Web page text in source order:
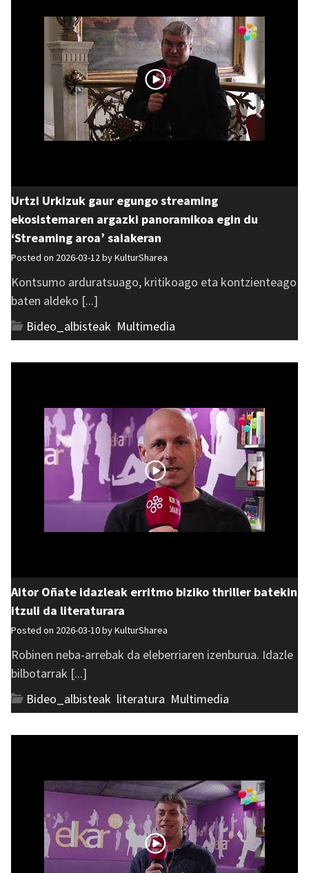
Urtzi Urkizuk gaur egungo streaming
ekosistemaren argazki panoramikoa egin du
‘Streaming aroa’ saiakeran
Posted on 2026-03-12 byKulturSharea
Kontsumo arduratsuago, kritikoago eta kontzienteago
baten aldeko [...]
Bideo_albisteak Multimedia
Aitor Oñate idazleak erritmo biziko thriller batekin
itzuli da literaturara
Posted on 2026-03-10 byKulturSharea
Robinen neba-arrebak da eleberriaren izenburua. Idazle
bilbotarrak [...]
Bideo_albisteak literatura Multimedia